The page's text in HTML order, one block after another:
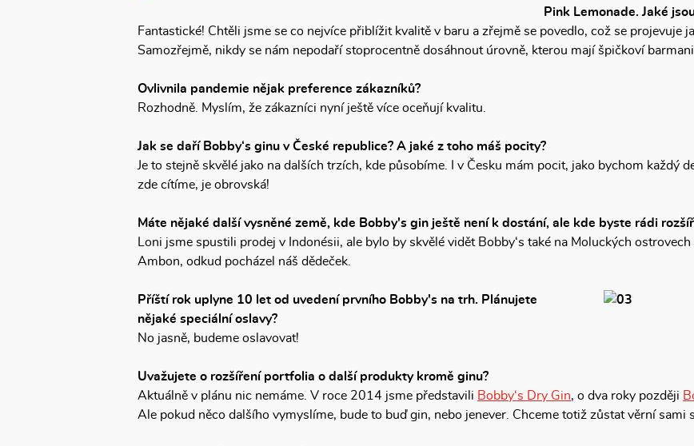
Pink Lemonade. Jaké
Fantastické! Chtěli jsme se co nejvíce přiblížit kvalitě v baru a zřejmě se povedlo, což se projevuje
Samozřejmě, nikdy se nám nepodaří stoprocentně dosáhnout úrovně, kterou mají špičkoví
Ovlivnila pandemie nějak preference zákazníků?
Rozhodně. Myslím, že zákazníci nyní ještě více oceňují kvalitu.
Jak se daří Bobby‘s ginu v České republice? A jaké z toho máš pocity?
Je to stejně skvělé jako na dalších trzích, kde působíme. I v Česku mám pocit, jako bychom každý
zde cítíme, je obrovská!
Máte nějaké další vysněné země, kde Bobby's gin ještě není k dostání, ale kde byste rádi
Loni jsme spustili prodej v Indonésii, ale bylo by skvělé vidět Bobby‘s také na Moluckých
Ambon, odkud pocházel náš dědeček.
Příští rok uplyne 10 let od uvedení prvního Bobby's na trh. Plánujete
nějaké speciální oslavy?
No jasně, budeme oslavovat!
Uvažujete o rozšíření portfolia o další produkty kromě ginu?
Aktuálně v plánu nic nemáme. V roce 2014 jsme představili Bobby‘s Dry Gin, o dva roky později
Ale pokud něco dalšího vymyslíme, bude to buď gin, nebo jenever. Chceme totiž zůstat věrní sami